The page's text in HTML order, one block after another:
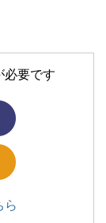
必要です
ら